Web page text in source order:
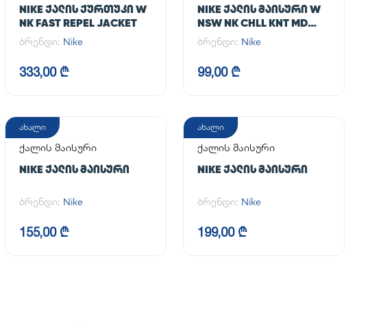
NIKE ᲥᲐᲚᲘᲡ ᲥᲣᲠᲗᲣᲙᲘ W
NK FAST REPEL JACKET
ბრენდი: Nike
333,00 ₾
NIKE ᲥᲐᲚᲘᲡ ᲛᲐᲘᲡᲣᲠᲘ W
NSW NK CHLL KNT MD
CRP
ბრენდი: Nike
99,00 ₾
ახალი
ქალის მაისური
NIKE ᲥᲐᲚᲘᲡ ᲛᲐᲘᲡᲣᲠᲘ
ბრენდი: Nike
155,00 ₾
ახალი
ქალის მაისური
NIKE ᲥᲐᲚᲘᲡ ᲛᲐᲘᲡᲣᲠᲘ
ბრენდი: Nike
199,00 ₾